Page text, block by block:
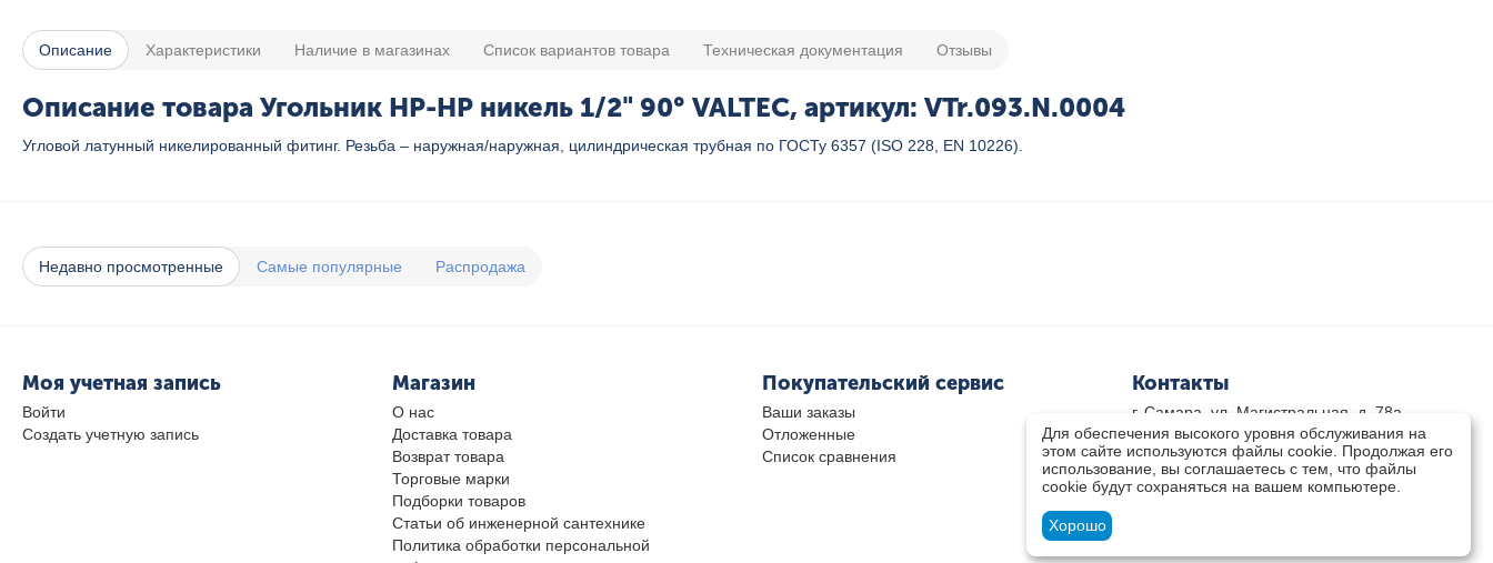
Описание Характеристики Наличие в магазинах Список вариантов товара Техническая документация Отзывы
Описание товара Угольник НР-НР никель 1/2" 90° VALTEC, артикул: VTr.093.N.0004
Угловой латунный никелированный фитинг. Резьба – наружная/наружная, цилиндрическая трубная по ГОСТу 6357 (ISO 228, EN 10226).
Недавно просмотренные Самые популярные Распродажа
Моя учетная запись
Войти
Создать учетную запись
Магазин
О нас
Доставка товара
Возврат товара
Торговые марки
Подборки товаров
Статьи об инженерной сантехнике
Политика обработки персональной
Покупательский сервис
Ваши заказы
Отложенные
Список сравнения
Контакты
г. Самара, ул. Магистральная, д. 78а
8 800-333-33-79(звонок бесплатный)
8(846)-211-03-15
Пн-Пт 8.30 - 17.30 Сб 9.00 - 16.00
zakaz@teplocity.com
Для обеспечения высокого уровня обслуживания на
этом сайте используются файлы cookie. Продолжая его
использование, вы соглашаетесь с тем, что файлы
cookie будут сохраняться на вашем компьютере.
Хорошо